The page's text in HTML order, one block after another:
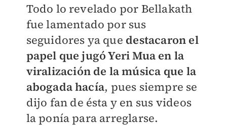
Todo lo revelado por Bellakath
fue lamentado por sus
seguidores ya que destacaron el
papel que jugó Yeri Mua en la
viralización de la música que la
abogada hacía, pues siempre se
dijo fan de ésta y en sus videos
la ponía para arreglarse.